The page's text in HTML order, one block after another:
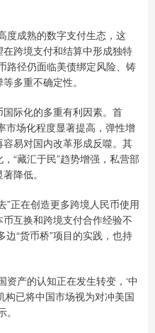
度成熟的数字支付生态，这
在跨境支付和结算中形成独特
路径仍面临美债绑定风险、铸
多重不确定性。
际化的多重有利因素。首
市场化程度显著提高，弹性增
易对国内改革形成反噬。其
“藏汇于民”趋势增强，私营部
降低。
”正在创造更多跨境人民币使用
互换和跨境支付合作经验不
“货币桥”项目的实践，也持
产的认知正在发生转变，‘中
构已将中国市场视为对冲美国